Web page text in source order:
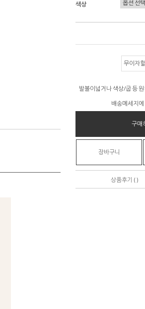
색상
무이자
발볼이넓거나 색상/굽 등
배송메세지
구매
장바구니
상품후기 ( )